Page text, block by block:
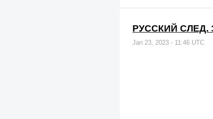
РУССКИЙ СЛЕД.
Jan 23, 2023 - 11:46 UTC